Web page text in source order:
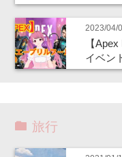
2023/04/
【
イベン
旅行